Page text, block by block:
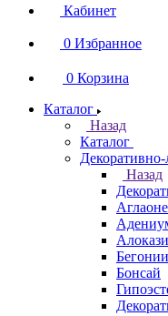
Кабинет
0 Избранное
0 Корзина
Каталог
Назад
Каталог
Назад
Бегонии
Бонсай